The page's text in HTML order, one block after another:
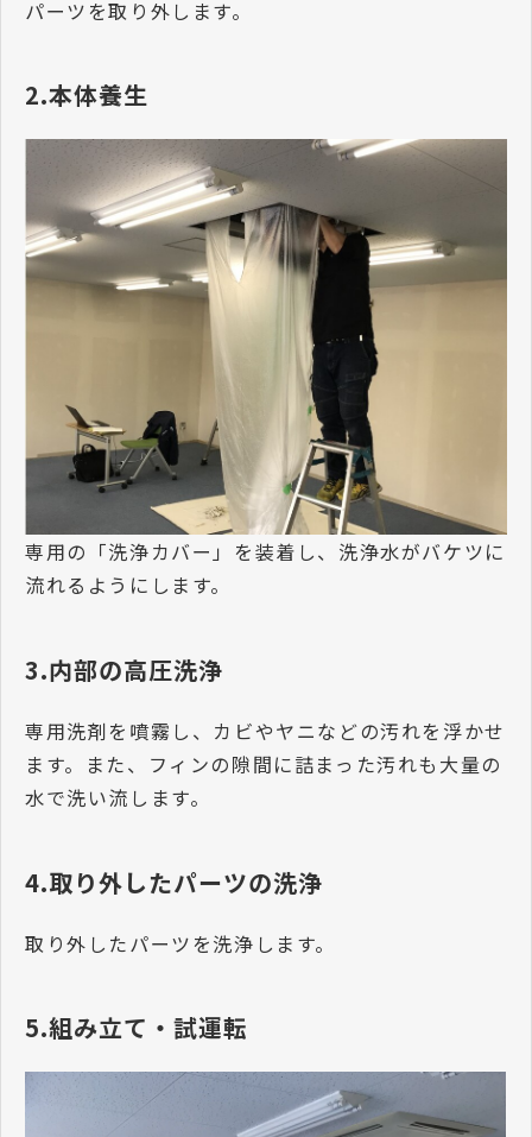
パーツを取り外します。
2.本体養生
専用の「洗浄カバー」を装着し、洗浄水がバケツに
流れるようにします。
3.内部の高圧洗浄
専用洗剤を噴霧し、カビやヤニなどの汚れを浮かせ
ます。また、フィンの隙間に詰まった汚れも大量の
水で洗い流します。
4.取り外したパーツの洗浄
取り外したパーツを洗浄します。
5.組み立て・試運転